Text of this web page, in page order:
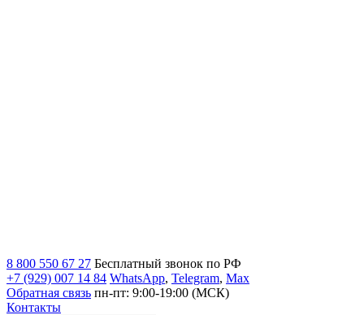
8 800 550 67 27 Бесплатный звонок по РФ
+7 (929) 007 14 84 WhatsApp, Telegram, Max
Обратная связь пн-пт: 9:00-19:00 (МСК)
Контакты